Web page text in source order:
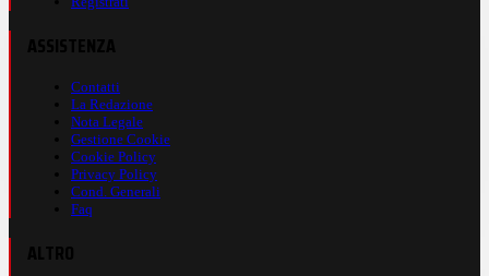
Contatti
La Redazione
Nota Legale
Gestione Cookie
Cookie Policy
Privacy Policy
Cond. Generali
Faq